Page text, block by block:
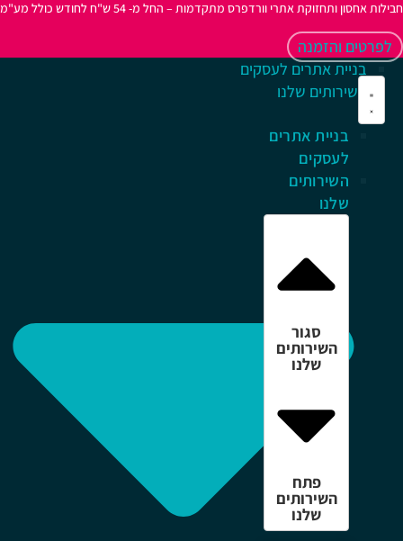
אחסון ותחזוקת אתרי וורדפרס מתקדמות – החל מ- 54 ש"ח לחודש כולל מע"מ
והזמנה
בניית אתרים
לעסקים
השירותים
שלנו
סגור
השירותים
שלנו
פתח
השירותים
שלנו
בניית אתרים לעסקים
השירותים שלנו